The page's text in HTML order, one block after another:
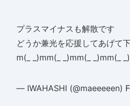
プラスマイナスも解散です
どうか兼光を応援してあげて
m(_ _)mm(_ _)mm(_ _)mm(_
— IWAHASHI (@maeeeeen)